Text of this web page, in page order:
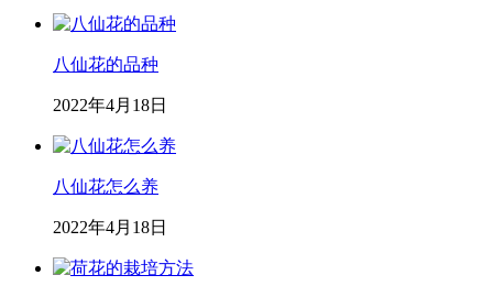
八仙花的品种
2022年4月18日
八仙花怎么养
2022年4月18日